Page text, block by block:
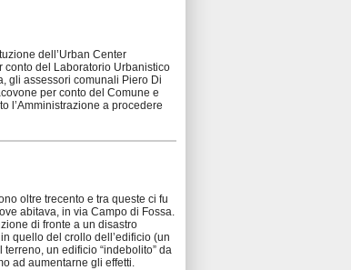
dell’Urban Center
conto del Laboratorio Urbanistico
gli assessori comunali Piero Di
per conto del Comune e
l’Amministrazione a procedere
oltre trecento e tra queste ci fu
abitava, in via Campo di Fossa.
di fronte a un disastro
quello del crollo dell’edificio (un
un edificio “indebolito” da
ad aumentarne gli effetti.